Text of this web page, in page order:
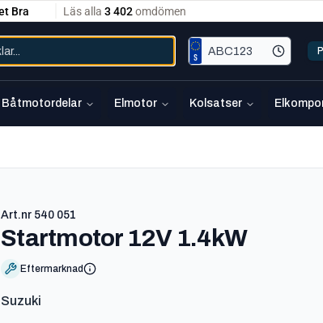
Båtmotordelar Elmotor Kolsatser
Art.nr 540 051
Startmotor 12V 1.4kW-
Eftermarknad
Suzuki